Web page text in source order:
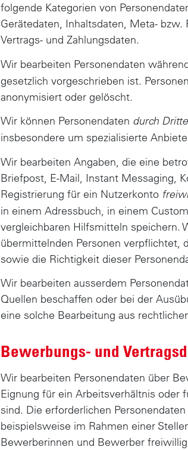
folgende Kategorien von
Gerätedaten, Inhaltsdaten, Meta-
Vertrags- und Zahlungsdaten.
Wir bearbeiten Personendaten
gesetzlich vorgeschrieben ist.
anonymisiert oder gelöscht.
Wir können Personendaten durch Dritte
insbesondere um spezialisierte
Wir bearbeiten Angaben, die eine
Briefpost, E-Mail, Instant Messaging,
Registrierung für ein Nutzerkonto
in einem Adressbuch, in einem
vergleichbaren Hilfsmitteln speichern.
übermittelnden Personen verpflichtet,
sowie die Richtigkeit dieser
Wir bearbeiten ausserdem
Quellen beschaffen oder bei der
eine solche Bearbeitung aus
Bewerbungs- und
Wir bearbeiten Personendaten über
Eignung für ein Arbeitsverhältnis oder
sind. Die erforderlichen
beispielsweise im Rahmen einer
Bewerberinnen und Bewerber